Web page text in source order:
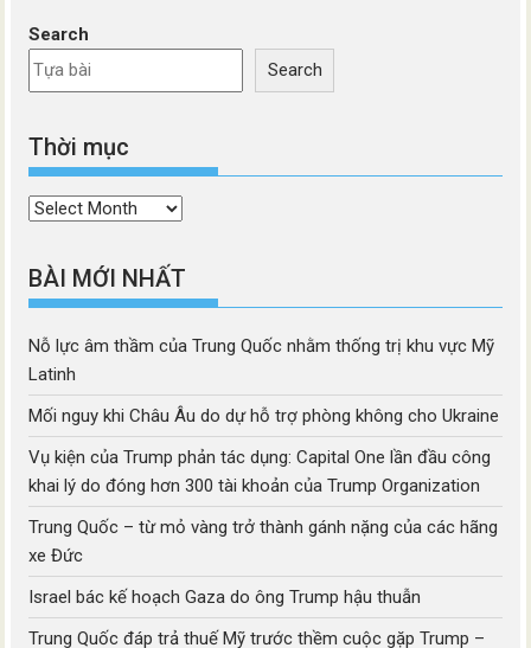
Search
Search
Thời mục
Thời
BÀI MỚI NHẤT
Nỗ lực âm thầm của Trung Quốc nhằm thống trị khu vực Mỹ
Latinh
Mối nguy khi Châu Âu do dự hỗ trợ phòng không cho Ukraine
Vụ kiện của Trump phản tác dụng: Capital One lần đầu công
khai lý do đóng hơn 300 tài khoản của Trump Organization
Trung Quốc – từ mỏ vàng trở thành gánh nặng của các hãng
xe Đức
Israel bác kế hoạch Gaza do ông Trump hậu thuẫn
Trung Quốc đáp trả thuế Mỹ trước thềm cuộc gặp Trump –